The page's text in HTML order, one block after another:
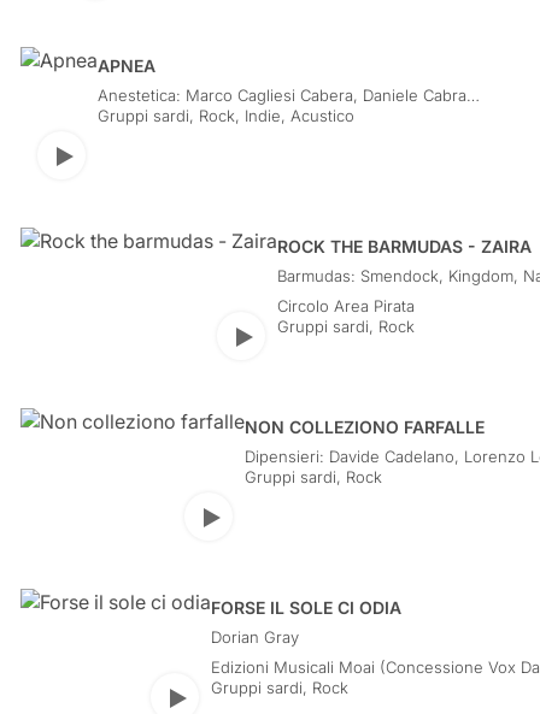
Play
APNEA
Anestetica: Marco Cagliesi Cabera, Daniele Cabras,
Fabio Piccinnu, Riccardo Nieddu, Riccardo Sanna
Gruppi sardi, Rock, Indie, Acustico
Play
ROCK THE BARMUDAS - ZAIRA
Barmudas: Smendock, Kingdom,
Circolo Area Pirata
Gruppi sardi, Rock
Play
NON COLLEZIONO FARFALLE
Dipensieri: Davide Cadelano, Lorenzo
Simone De Muro, Federico Sanna
Gruppi sardi, Rock
Play
FORSE IL SOLE CI ODIA
Dorian Gray
Edizioni Musicali Moai (Concessione Vox
Gruppi sardi, Rock